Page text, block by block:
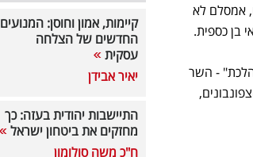
שלו, אמסלם לא
בן כספית.
- השר
קיימות, אמון וחוסן: המנועים
החדשים של הצלחה
עסקית
יאיר אבידן
התיישבות יהודית בעזה: כך
מחזקים את ביטחון ישראל
ח"כ משה סולומון